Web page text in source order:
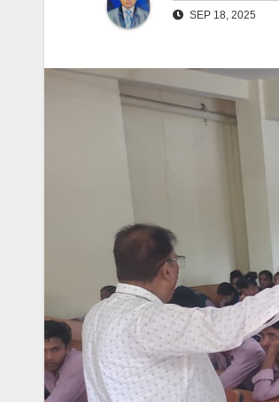
SEP 18, 2025